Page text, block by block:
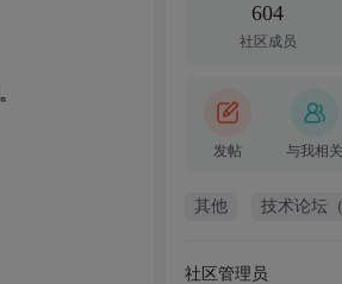
604
社区成员
发帖 与我相关
其他 技术论坛（
社区管理员